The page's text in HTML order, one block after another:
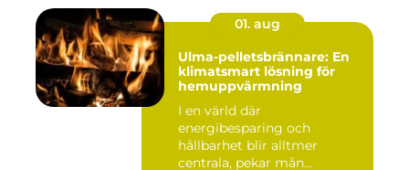
01. aug
Ulma-pelletsbrännare: En
klimatsmart lösning för
hemuppvärmning
I en värld där
energibesparing och
hållbarhet blir alltmer
centrala, pekar mån...